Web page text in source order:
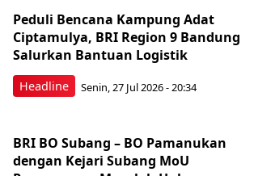
Headline
Peduli Bencana Kampung Adat
Ciptamulya, BRI Region 9 Bandung
Salurkan Bantuan Logistik
Senin, 27 Jul 2026 - 20:34
BRI BO Subang – BO Pamanukan
dengan Kejari Subang MoU